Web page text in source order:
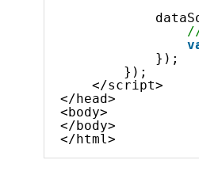
});
});
</script>
</head>
<body>
</body>
</html>